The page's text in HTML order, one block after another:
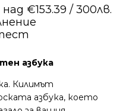
€153.39 / 300лв.
азбука
Килимът
азбука, което